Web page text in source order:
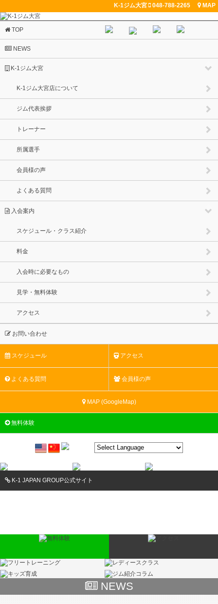
K-1ジム大宮 048-788-2265 MAP
TOP
NEWS
K-1ジム大宮
K-1ジム大宮店について
ジム代表挨拶
トレーナー
所属選手
会員様の声
よくある質問
入会案内
スケジュール・クラス紹介
料金
入会時に必要なもの
見学・無料体験
アクセス
お問い合わせ
スケジュール アクセス
よくある質問 会員様の声
MAP (GoogleMap)
無料体験
K-1 JAPAN GROUP公式サイト
NEWS